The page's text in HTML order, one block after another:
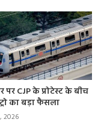
पर CJP के प्रोटेस्ट के बीच
का बड़ा फैसला
2026